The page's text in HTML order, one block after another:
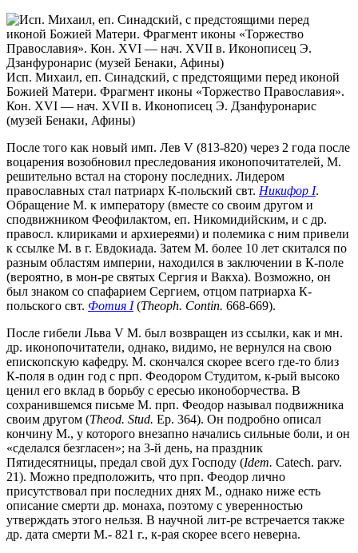
Исп. Михаил, еп. Синадский, с предстоящими перед иконой
Божией Матери. Фрагмент иконы «Торжество Православия».
Кон. XVI — нач. XVII в. Иконописец Э. Дзанфуронарис
(музей Бенаки, Афины)
После того как новый имп. Лев V (813-820) через 2 года после
воцарения возобновил преследования иконопочитателей, М.
решительно встал на сторону последних. Лидером
православных стал патриарх К-польский свт. Никифор I.
Обращение М. к императору (вместе со своим другом и
сподвижником Феофилактом, еп. Никомидийским, и с др.
правосл. клириками и архиереями) и полемика с ним привели
к ссылке М. в г. Евдокиада. Затем М. более 10 лет скитался по
разным областям империи, находился в заключении в К-поле
(вероятно, в мон-ре святых Сергия и Вакха). Возможно, он
был знаком со спафарием Сергием, отцом патриарха К-
польского свт. Фотия I(Theoph. Contin. 668-669).
После гибели Льва V М. был возвращен из ссылки, как и мн.
др. иконопочитатели, однако, видимо, не вернулся на свою
епископскую кафедру. М. скончался скорее всего где-то близ
К-поля в один год с прп. Феодором Студитом, к-рый высоко
ценил его вклад в борьбу с ересью иконоборчества. В
сохранившемся письме М. прп. Феодор называл подвижника
своим другом (Theod. Stud. Ер. 364). Он подробно описал
кончину М., у которого внезапно начались сильные боли, и он
«сделался безгласен»; на 3-й день, на праздник
Пятидесятницы, предал свой дух Господу (Idem. Catech. parv.
21). Можно предположить, что прп. Феодор лично
присутствовал при последних днях М., однако ниже есть
описание смерти др. монаха, поэтому с уверенностью
утверждать этого нельзя. В научной лит-ре встречается также
др. дата смерти М.- 821 г., к-рая скорее всего неверна.